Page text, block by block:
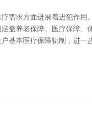
需求方面进展着进犯作
盖养老保障、医疗保障
基本医疗保障轨制，进